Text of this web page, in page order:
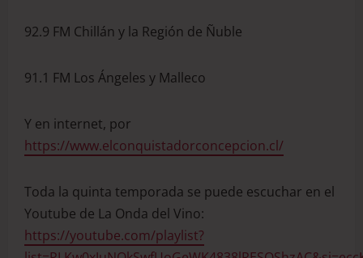
92.9 FM Chillán y la Región de Ñuble
91.1 FM Los Ángeles y Malleco
Y en internet, por
https://www.elconquistadorconcepcion.cl/
Toda la quinta temporada se puede escuchar en el
Youtube de La Onda del Vino:
https://youtube.com/playlist?